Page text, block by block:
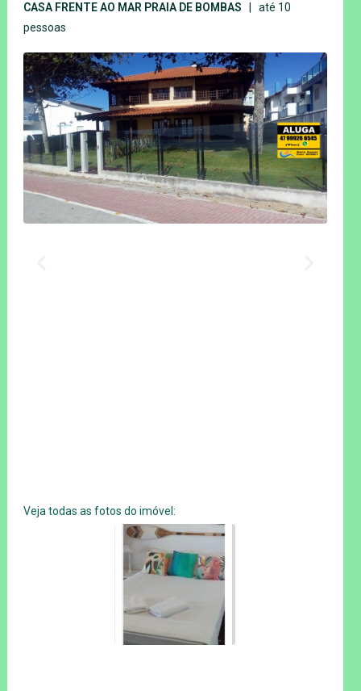
CASA FRENTE AO MAR PRAIA DE BOMBAS | até 10
pessoas
Veja todas as fotos do imóvel: